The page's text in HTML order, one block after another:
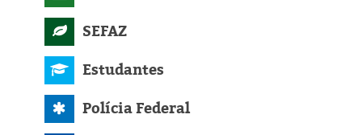
SEFAZ
Estudantes
Polícia Federal